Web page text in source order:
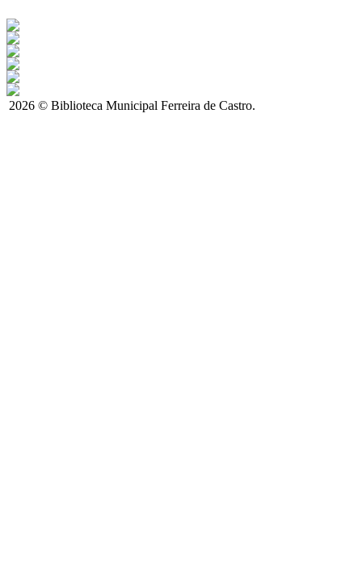
2026 © Biblioteca Municipal Ferreira de Castro.